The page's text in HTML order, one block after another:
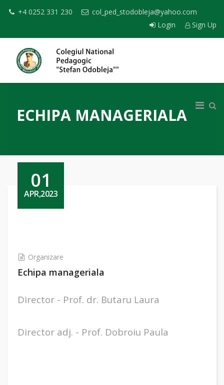
+4 0252 331 230
col_ped_stodobleja@yahoo.com
Login
Sign Up
ECHIPA MANAGERIALA
01
APR,2023
Organizare
Echipa manageriala
Director - Prof. dr. Butaru Laura
Director adj. - Prof. Dobroiu Paula